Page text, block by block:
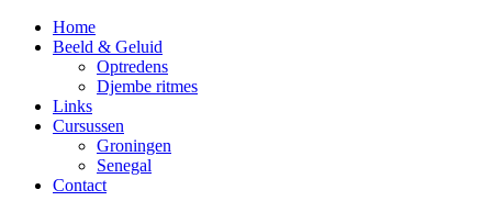
Home
Beeld & Geluid
Optredens
Djembe ritmes
Links
Cursussen
Groningen
Senegal
Contact